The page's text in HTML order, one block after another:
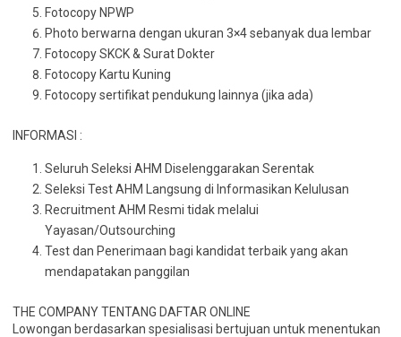
Fotocopy NPWP
Photo berwarna dengan ukuran 3×4 sebanyak dua lembar
Fotocopy SKCK & Surat Dokter
Fotocopy Kartu Kuning
Fotocopy sertifikat pendukung lainnya (jika ada)
INFORMASI :
Seluruh Seleksi AHM Diselenggarakan Serentak
Seleksi Test AHM Langsung di Informasikan Kelulusan
Recruitment AHM Resmi tidak melalui
Yayasan/Outsourching
Test dan Penerimaan bagi kandidat terbaik yang akan
mendapatakan panggilan
THE COMPANY TENTANG DAFTAR ONLINE
Lowongan berdasarkan spesialisasi bertujuan untuk menentukan